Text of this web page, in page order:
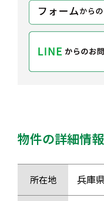
物件の詳細情報
所在地 兵庫